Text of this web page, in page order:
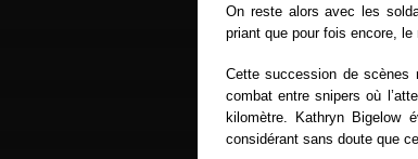
On reste alors avec les
priant que pour fois encore, le
Cette succession de scènes
combat entre snipers où
kilomètre. Kathryn Bigelow
considérant sans doute que